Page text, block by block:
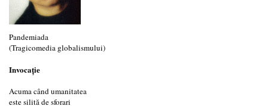
Pandemiada
(Tragicomedia globalismului)
Invocație
Acuma când umanitatea
este silită de sforari